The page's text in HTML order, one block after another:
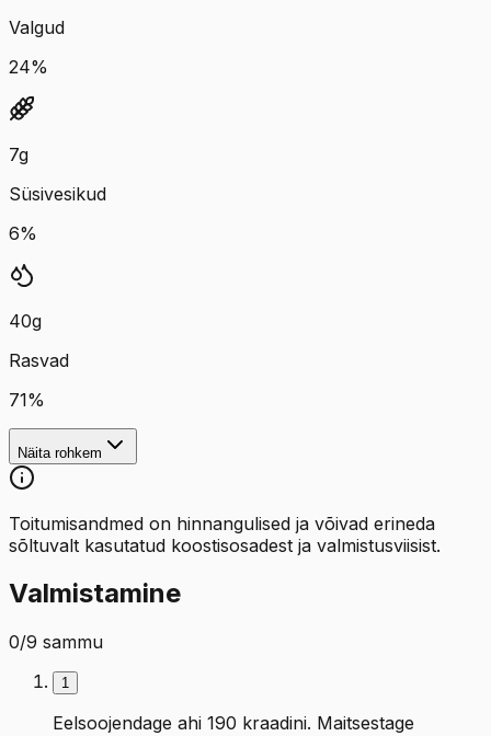
Valgud
24%
7g
Süsivesikud
6%
40g
Rasvad
71%
Näita rohkem
Toitumisandmed on hinnangulised ja võivad erineda
sõltuvalt kasutatud koostisosadest ja valmistusviisist.
Valmistamine
0/9 sammu
1
Eelsoojendage ahi 190 kraadini. Maitsestage